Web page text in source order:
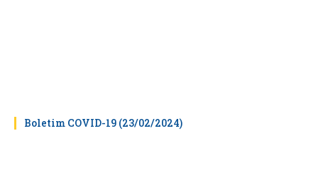
Boletim COVID-19 (23/02/2024)